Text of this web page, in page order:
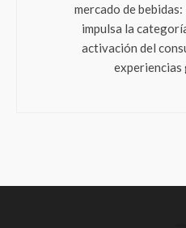
mercado de
impulsa la
activación del
experiencias